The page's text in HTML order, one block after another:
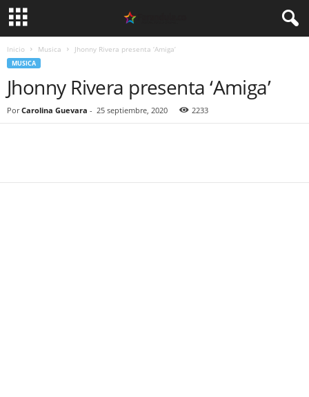
Inicio Musica Jhonny Rivera presenta ‘Amiga’
MUSICA
Jhonny Rivera presenta ‘Amiga’
Por Carolina Guevara - 25 septiembre, 2020 2233